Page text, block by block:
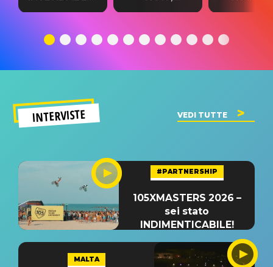
testo,
significato
traduzione e
del singolo
testo,
INTERVISTE VEDI TUTTE
#PARTNERSHIP
105XMASTERS 2026 –
sei stato
INDIMENTICABILE!
MALTA